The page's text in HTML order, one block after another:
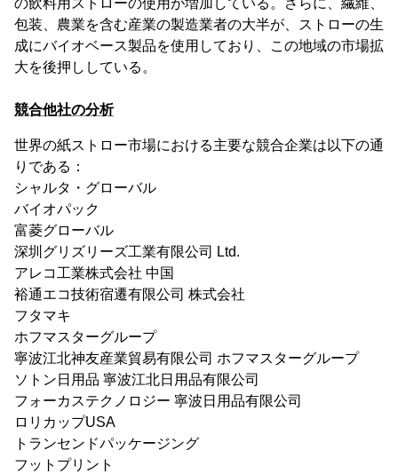
の飲料用ストローの使用が増加している。さらに、繊維、
包装、農業を含む産業の製造業者の大半が、ストローの生
成にバイオベース製品を使用しており、この地域の市場拡
大を後押ししている。
競合他社の分析
世界の紙ストロー市場における主要な競合企業は以下の通
りである：
シャルタ・グローバル
バイオパック
富菱グローバル
深圳グリズリーズ工業有限公司 Ltd.
アレコ工業株式会社 中国
裕通エコ技術宿遷有限公司 株式会社
フタマキ
ホフマスターグループ
寧波江北神友産業貿易有限公司 ホフマスターグループ
ソトン日用品 寧波江北日用品有限公司
フォーカステクノロジー 寧波日用品有限公司
ロリカップUSA
トランセンドパッケージング
フットプリント